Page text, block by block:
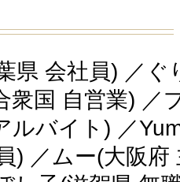
県 会社員) ／
衆国 自営業) ／
ルバイト) ／
) ／ムー(大阪